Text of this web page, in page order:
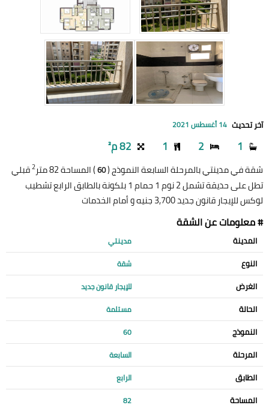
آخر تحديث 14 أغسطس 2021
1
2
1 82 م²
شقة في مدينتي بالمرحلة السابعة النموذج (60) المساحة 82 متر 2قبلي
تطل على حديقة تشمل 2 نوم 1 حمام 1 بلكونة بالطابق الرابع تشطيب
لوكس للإيجار قانون جديد 3,700 جنيه و أمام الخدمات
# معلومات عن الشقة
المدينة مدينتي
النوع شقة
الغرض للإيجار قانون جديد
الحالة مستلمة
النموذج 60
المرحلة السابعة
الطابق الرابع
المساحة 82